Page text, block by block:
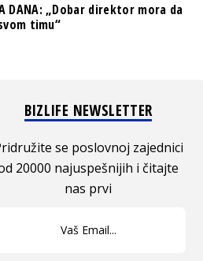
DANA: „Dobar direktor mora da
timu“
BIZLIFE NEWSLETTER
se poslovnoj zajednici
20000 najuspešnijih i čitajte
nas prvi